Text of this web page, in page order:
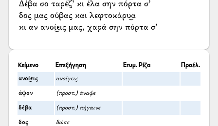
Δέβα σο ταρέζ’ κι έλα σην πόρτα σ’
δος μας ούβας και λεφτοκάρυ͜α
κι αν ανοί͜εις μας, χαρά σην πόρτα σ’
Κείμενο Επεξήγηση Ετυμ. Ρίζα Προέλ.
ανοί͜εις ανοίγεις
άψον (προστ.) άναψε
δέβα (προστ.) πήγαινε
δος δώσε